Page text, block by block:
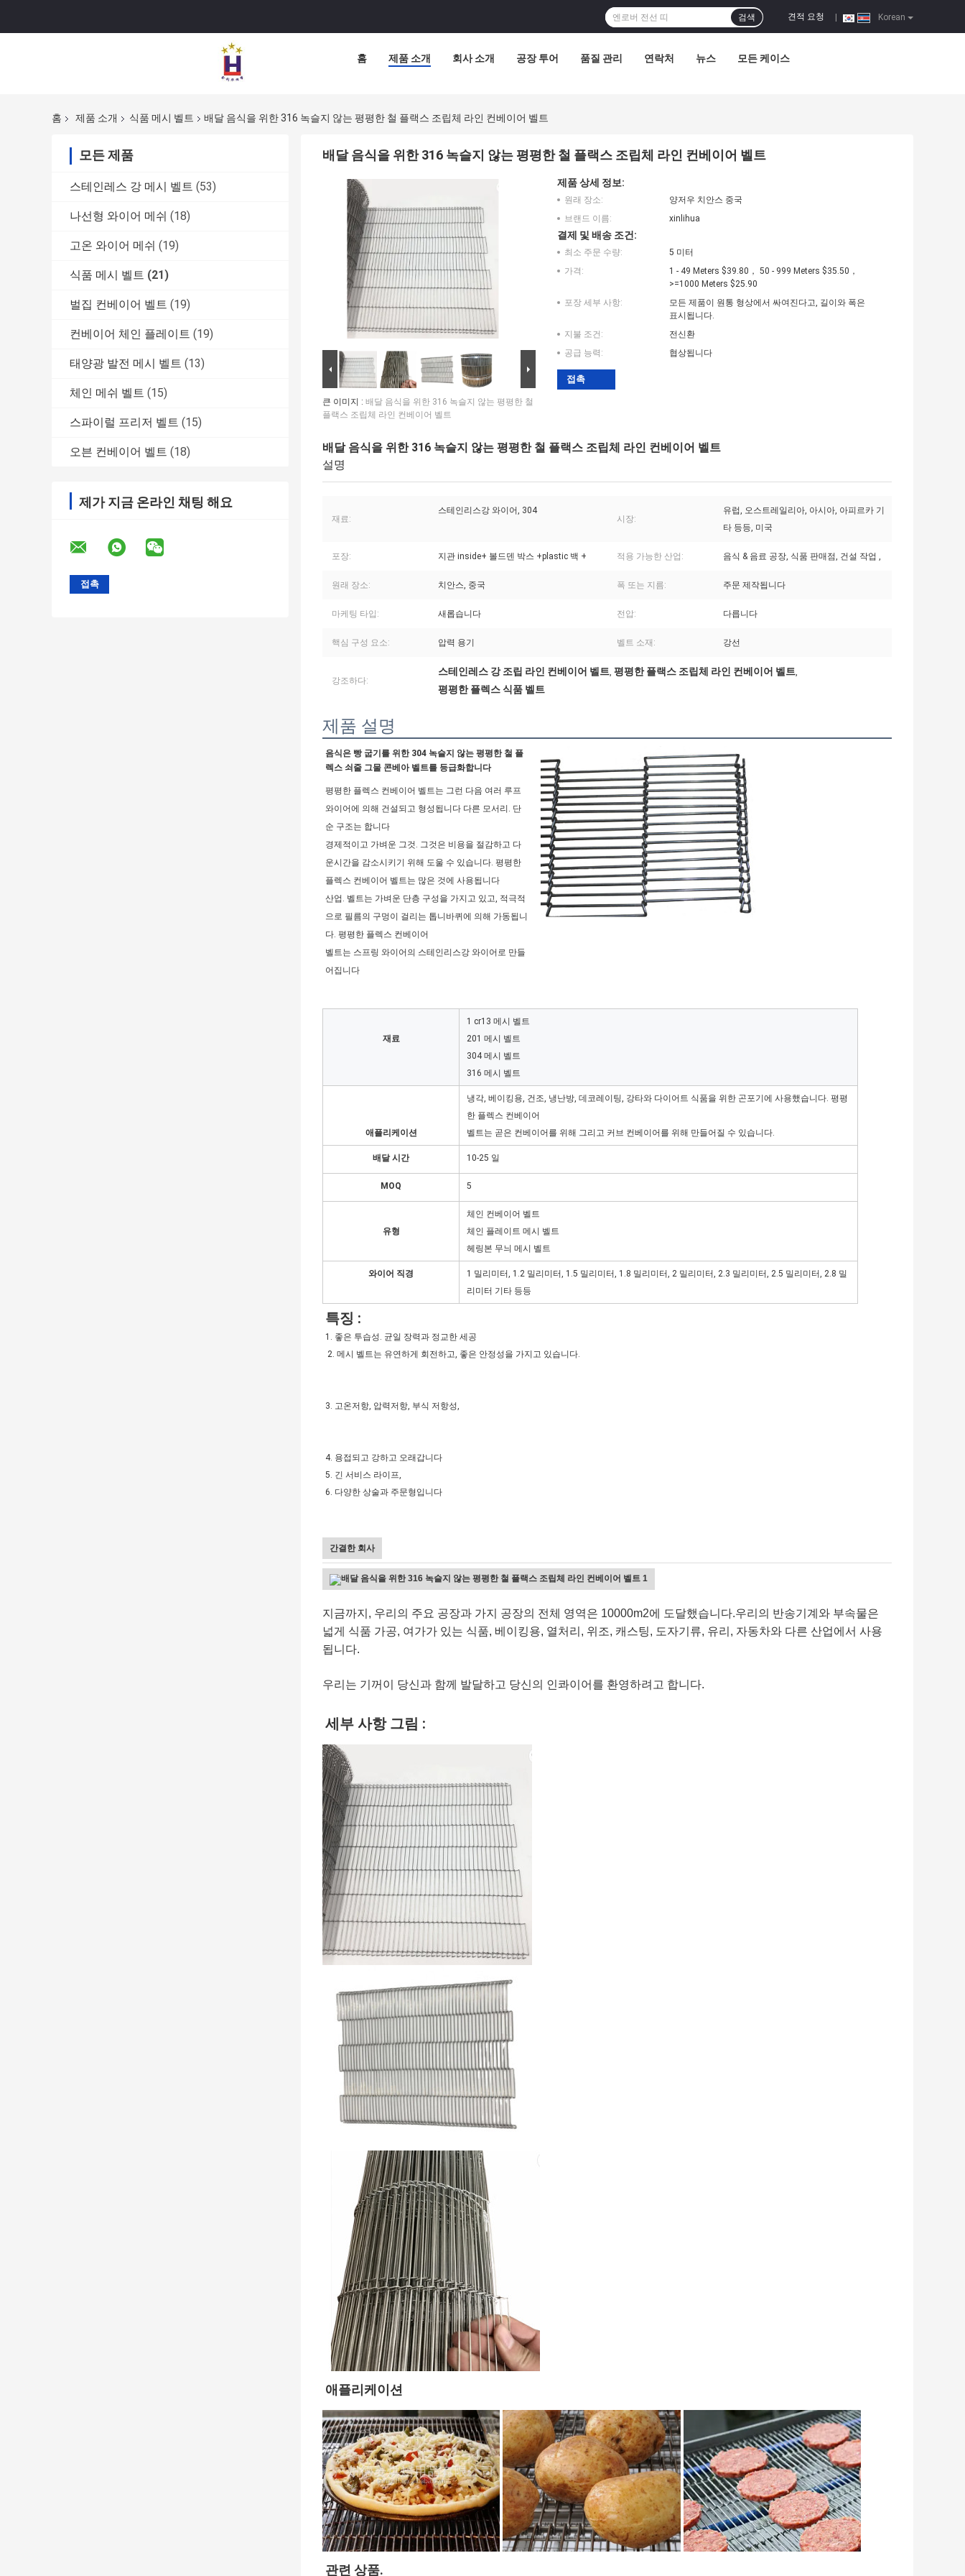
Korean
견적 요청
검색
홈 제품 소개 회사 소개 공장 투어 품질 관리 연락처 뉴스 모든 케이스
홈 제품 소개 식품 메시 벨트 배달 음식을 위한 316 녹슬지 않는 평평한 철 플랙스 조립체 라인 컨베이어 벨트
모든 제품
스테인레스 강 메시 벨트 (53)
나선형 와이어 메쉬 (18)
고온 와이어 메쉬 (19)
식품 메시 벨트 (21)
벌집 컨베이어 벨트 (19)
컨베이어 체인 플레이트 (19)
태양광 발전 메시 벨트 (13)
체인 메쉬 벨트 (15)
스파이럴 프리저 벨트 (15)
오븐 컨베이어 벨트 (18)
제가 지금 온라인 채팅 해요
배달 음식을 위한 316 녹슬지 않는 평평한 철 플랙스 조립체 라인 컨베이어 벨트
큰 이미지 : 배달 음식을 위한 316 녹슬지 않는 평평한 철
플랙스 조립체 라인 컨베이어 벨트
제품 상세 정보:
원래 장소:
양저우 치안스 중국
브랜드 이름:
xinlihua
결제 및 배송 조건:
최소 주문 수량:
5 미터
가격:
1 - 49 Meters $39.80， 50 - 999 Meters $35.50，
>=1000 Meters $25.90
포장 세부 사항:
모든 제품이 원통 형상에서 싸여진다고, 길이와 폭은
표시됩니다.
지불 조건:
전신환
공급 능력:
협상됩니다
접촉
배달 음식을 위한 316 녹슬지 않는 평평한 철 플랙스 조립체 라인 컨베이어 벨트
설명
재료:
스테인리스강 와이어, 304
시장:
유럽, 오스트레일리아, 아시아, 아피르카 기
타 등등, 미국
포장: 지관 inside+ 볼드덴 박스 +plastic 백 + 적용 가능한 산업: 음식 & 음료 공장, 식품 판매점, 건설 작업 ,
원래 장소: 치안스, 중국 폭 또는 지름: 주문 제작됩니다
마케팅 타입: 새롭습니다 전압: 다릅니다
핵심 구성 요소: 압력 용기 벨트 소재: 강선
강조하다:
스테인레스 강 조립 라인 컨베이어 벨트, 평평한 플랙스 조립체 라인 컨베이어 벨트,
평평한 플렉스 식품 벨트
제품 설명
음식은 빵 굽기를 위한 304 녹슬지 않는 평평한 철 플
렉스 쇠줄 그물 콘베아 벨트를 등급화합니다
평평한 플렉스 컨베이어 벨트는 그런 다음 여러 루프
와이어에 의해 건설되고 형성됩니다 다른 모서리. 단
순 구조는 합니다
경제적이고 가벼운 그것. 그것은 비용을 절감하고 다
운시간을 감소시키기 위해 도울 수 있습니다. 평평한
플렉스 컨베이어 벨트는 많은 것에 사용됩니다
산업. 벨트는 가벼운 단층 구성을 가지고 있고, 적극적
으로 필름의 구멍이 걸리는 톱니바퀴에 의해 가동됩니
다. 평평한 플렉스 컨베이어
벨트는 스프링 와이어의 스테인리스강 와이어로 만들
어집니다
재료
1 cr13 메시 벨트
201 메시 벨트
304 메시 벨트
316 메시 벨트
애플리케이션
냉각, 베이킹용, 건조, 냉난방, 데코레이팅, 강타와 다이어트 식품을 위한 곤포기에 사용했습니다. 평평
한 플렉스 컨베이어
벨트는 곧은 컨베이어를 위해 그리고 커브 컨베이어를 위해 만들어질 수 있습니다.
배달 시간 10-25 일
MOQ 5
유형
체인 컨베이어 벨트
체인 플레이트 메시 벨트
헤링본 무늬 메시 벨트
와이어 직경
1 밀리미터, 1.2 밀리미터, 1.5 밀리미터, 1.8 밀리미터, 2 밀리미터, 2.3 밀리미터, 2.5 밀리미터, 2.8 밀
리미터 기타 등등
특징 :
1. 좋은 투습성. 균일 장력과 정교한 세공
2. 메시 벨트는 유연하게 회전하고, 좋은 안정성을 가지고 있습니다.
3. 고온저항, 압력저항, 부식 저항성,
4. 용접되고 강하고 오래갑니다
5. 긴 서비스 라이프,
6. 다양한 상술과 주문형입니다
간결한 회사
지금까지, 우리의 주요 공장과 가지 공장의 전체 영역은 10000m2에 도달했습니다.우리의 반송기계와 부속물은
넓게 식품 가공, 여가가 있는 식품, 베이킹용, 열처리, 위조, 캐스팅, 도자기류, 유리, 자동차와 다른 산업에서 사용
됩니다.
우리는 기꺼이 당신과 함께 발달하고 당신의 인콰이어를 환영하려고 합니다.
세부 사항 그림 :
애플리케이션
관련 상품.